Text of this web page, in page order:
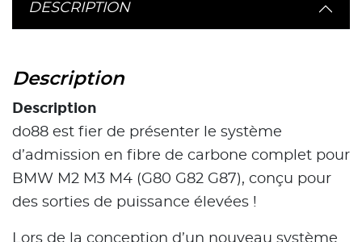
DESCRIPTION
Description
Description
do88 est fier de présenter le système
d’admission en fibre de carbone complet pour
BMW M2 M3 M4 (G80 G82 G87), conçu pour
des sorties de puissance élevées !
Lors de la conception d’un nouveau système